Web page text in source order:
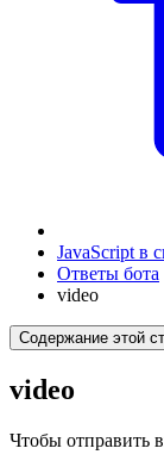
JavaScript в
Ответы бота
video
Содержание этой
video
Чтобы отправить